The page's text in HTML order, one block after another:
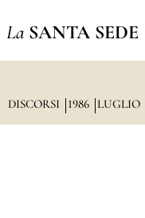
La SANTA SEDE
DISCORSI 1986 LUGLIO